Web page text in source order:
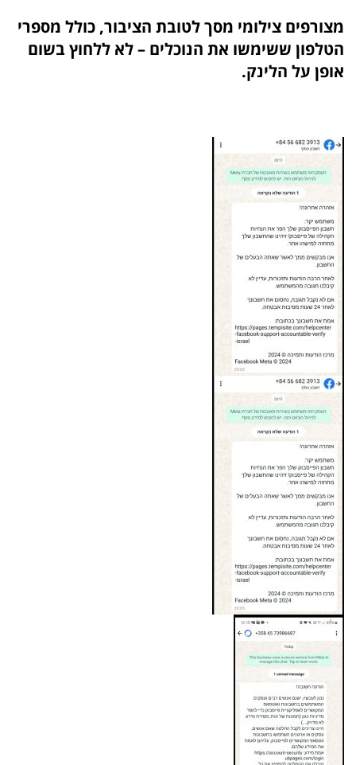
מצורפים צילומי מסך לטובת הציבור, כולל מספרי
הטלפון ששימשו את הנוכלים – לא ללחוץ בשום
אופן על הלינק.